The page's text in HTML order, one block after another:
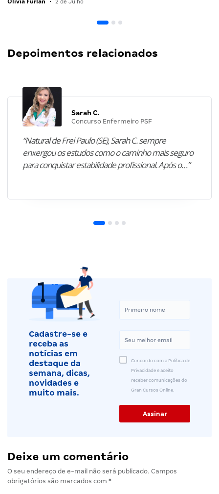
• 2 de Julho
Depoimentos relacionados
Sarah C.
Concurso Enfermeiro PSF
“Natural de Frei Paulo (SE), Sarah C. sempre
enxergou os estudos como o caminho mais seguro
para conquistar estabilidade profissional. Após o…”
Cadastre-se e
receba as
notícias em
destaque da
semana, dicas,
novidades e
muito mais.
Concordo com a Política de
Privacidade e aceito
receber comunicações do
Gran Cursos Online.
Deixe um comentário
O seu endereço de e-mail não será publicado. Campos
obrigatórios são marcados com *